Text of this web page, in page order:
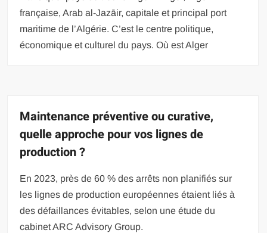
française, Arab al-Jazāir, capitale et principal port
maritime de l’Algérie. C’est le centre politique,
économique et culturel du pays. Où est Alger
Maintenance préventive ou curative,
quelle approche pour vos lignes de
production ?
En 2023, près de 60 % des arrêts non planifiés sur
les lignes de production européennes étaient liés à
des défaillances évitables, selon une étude du
cabinet ARC Advisory Group.